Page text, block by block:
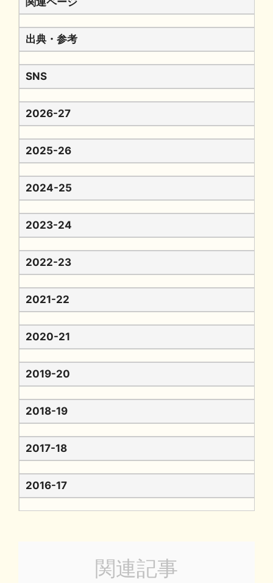
出典・参考
SNS
2026-27
2025-26
2024-25
2023-24
2022-23
2021-22
2020-21
2019-20
2018-19
2017-18
2016-17
関連記事